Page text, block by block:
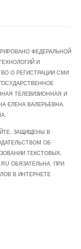
ФЕДЕРАЛЬНОЙ
И
О РЕГИСТРАЦИИ СМИ
ТЕЛЕВИЗИОННАЯ И
ЕЛЕНА ВАЛЕРЬЕВНА.
ЗАЩИЩЕНЫ В
ОБ
ТЕКСТОВЫХ,
ОБЯЗАТЕЛЬНА. ПРИ
В ИНТЕРНЕТЕ